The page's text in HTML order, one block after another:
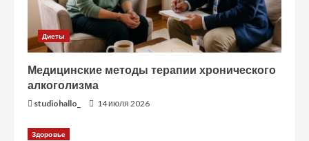
Диеты
Медицинские методы терапии хронического
алкоголизма
studiohallo_ 14 июля 2026
Здоровье